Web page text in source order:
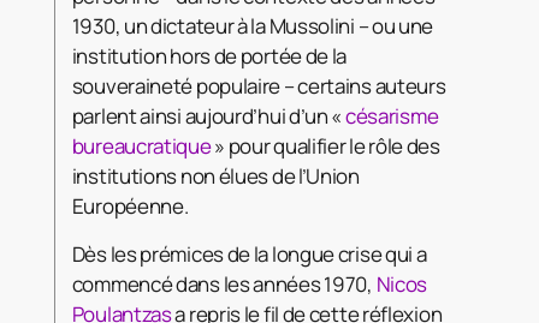
1930, un dictateur à la Mussolini – ou une
institution hors de portée de la
souveraineté populaire – certains auteurs
parlent ainsi aujourd’hui d’un «césarisme
bureaucratique» pour qualifier le rôle des
institutions non élues de l’Union
Européenne.
Dès les prémices de la longue crise qui a
commencé dans les années 1970, Nicos
Poulantzasa repris le fil de cette réflexion